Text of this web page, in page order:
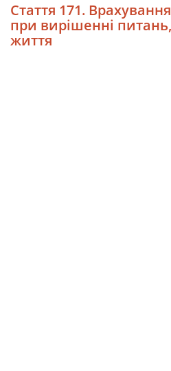
Стаття 171.
при вирішенні
життя